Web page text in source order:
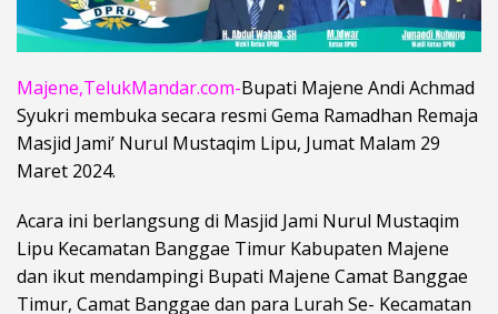
Majene,TelukMandar.com-Bupati Majene Andi Achmad
Syukri membuka secara resmi Gema Ramadhan Remaja
Masjid Jami’ Nurul Mustaqim Lipu, Jumat Malam 29
Maret 2024.
Acara ini berlangsung di Masjid Jami Nurul Mustaqim
Lipu Kecamatan Banggae Timur Kabupaten Majene
dan ikut mendampingi Bupati Majene Camat Banggae
Timur, Camat Banggae dan para Lurah Se- Kecamatan